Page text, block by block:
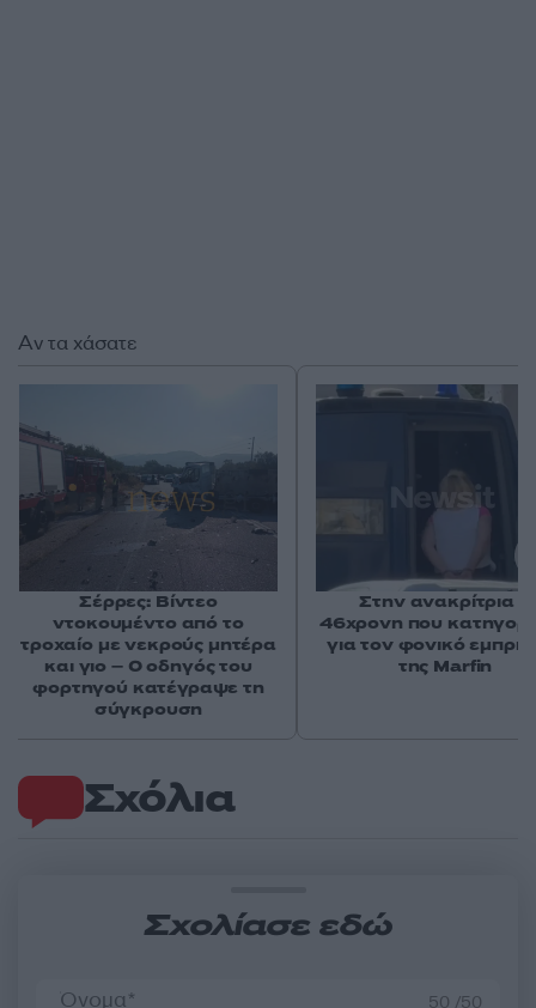
Σχόλια
Σχολίασε εδώ
50 /50
Αν τα χάσατε
Σέρρες: Βίντεο
ντοκουμέντο από το
τροχαίο με νεκρούς μητέρα
και γιο – Ο οδηγός του
φορτηγού κατέγραψε τη
σύγκρουση
Στην ανακρίτρια η
46χρονη που
για τον φονικό
της Marfin